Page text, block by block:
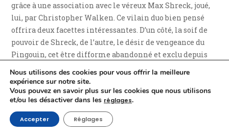
grâce à une association avec le véreux Max Shreck, joué,
lui, par Christopher Walken. Ce vilain duo bien pensé
offrira deux facettes intéressantes. D’un côté, la soif de
pouvoir de Shreck, de l’autre, le désir de vengeance du
Pingouin, cet être difforme abandonné et exclu depuis
besoin l’une de l’autre et de dichotomie reflétant encore
une fois le personnage de Bruce Wayne / Batman puisque
le premier pourrait être amené à négocier avec le
businessman le jour tandis que le second combattrait
l’homme-alcidé la nuit.
Nous utilisons des cookies pour vous offrir la meilleure
expérience sur notre site.
Vous pouvez en savoir plus sur les cookies que nous utilisons
et/ou les désactiver dans les réglages.
Accepter Réglages